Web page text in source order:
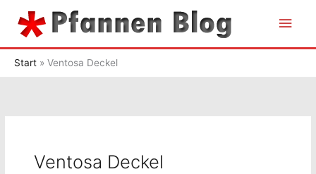
Inhalt
Start Ventosa Deckel
Ventosa Deckel